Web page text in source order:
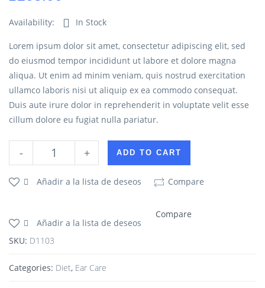
Availability: In Stock
Lorem ipsum dolor sit amet, consectetur adipiscing elit, sed
do eiusmod tempor incididunt ut labore et dolore magna
aliqua. Ut enim ad minim veniam, quis nostrud exercitation
ullamco laboris nisi ut aliquip ex ea commodo consequat.
Duis aute irure dolor in reprehenderit in voluptate velit esse
cillum dolore eu fugiat nulla pariatur.
+
- ADD TO CART
Añadir a la lista de deseos Compare
Añadir a la lista de deseos
Compare
SKU: D1103
Categories: Diet, Ear Care